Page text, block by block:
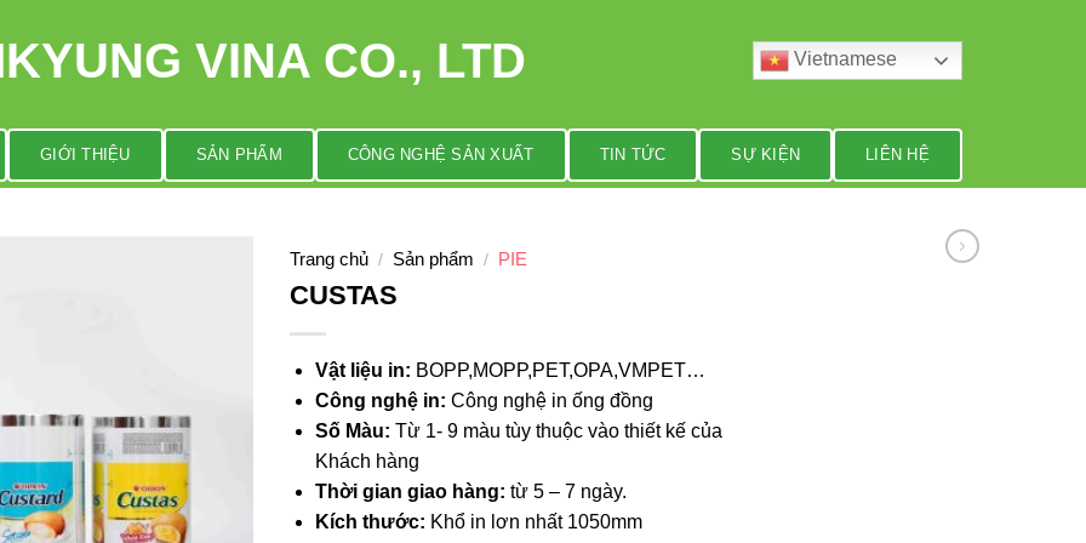
VINA CO., LTD Vietnamese
GIỚI THIỆU SẢN PHẨM CÔNG NGHỆ SẢN XUẤT TIN TỨC SỰ KIỆN LIÊN HỆ
Trang chủ / Sản phẩm / PIE
CUSTAS
Vật liệu in: BOPP,MOPP,PET,OPA,VMPET…
Công nghệ in: Công nghệ in ống đồng
Số Màu: Từ 1- 9 màu tùy thuộc vào thiết kế của
Khách hàng
Thời gian giao hàng: từ 5 – 7 ngày.
Kích thước: Khổ in lơn nhất 1050mm